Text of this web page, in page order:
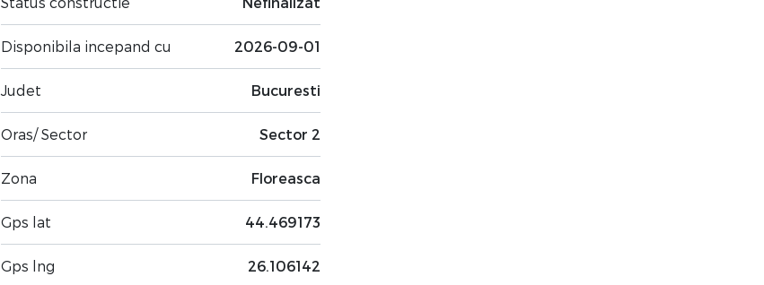
Disponibila incepand cu 2026-09-01
Judet Bucuresti
Oras/ Sector Sector 2
Zona Floreasca
Gps lat 44.469173
Gps lng 26.106142